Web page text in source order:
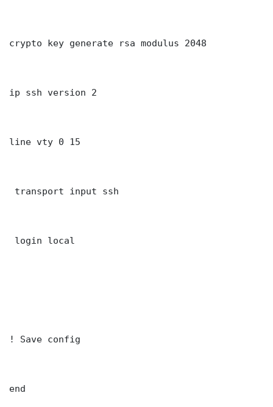
crypto key generate rsa modulus 2048
ip ssh version 2
line vty 0 15
transport input ssh
login local
! Save config
end